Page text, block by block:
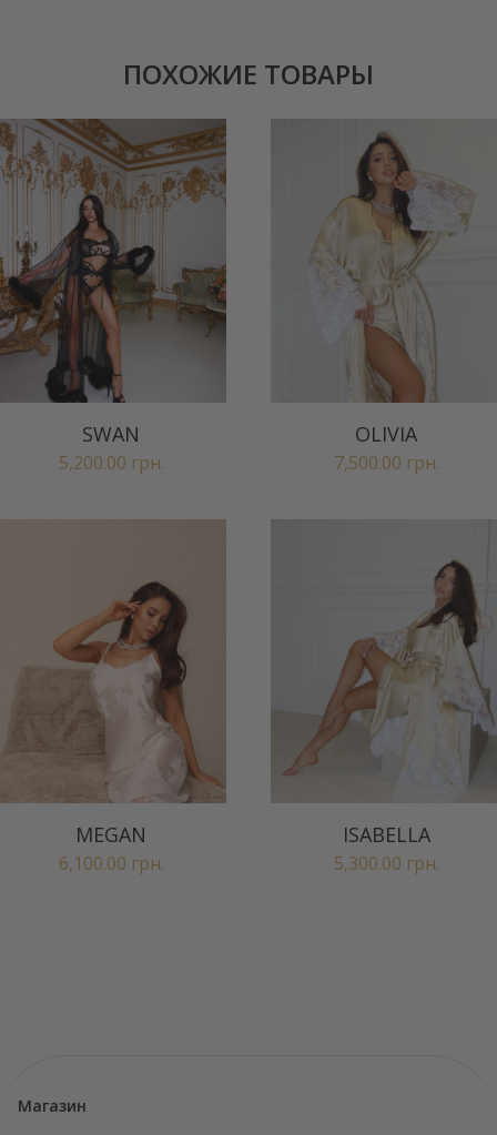
ПОХОЖИЕ ТОВАРЫ
SWAN
5,200.00 грн.
OLIVIA
7,500.00 грн.
MEGAN
6,100.00 грн.
ISABELLA
5,300.00 грн.
Магазин